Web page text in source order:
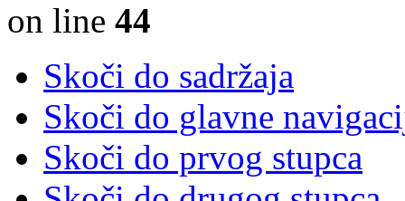
on line 44
Skoči do sadržaja
Skoči do glavne
Skoči do prvog stupca